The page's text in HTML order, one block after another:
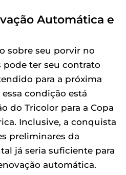
Automática e
sobre seu porvir no
pode ter seu contrato
para a próxima
condição está
do Tricolor para a Copa
Inclusive, a conquista
preliminares da
já seria suficiente para
automática.